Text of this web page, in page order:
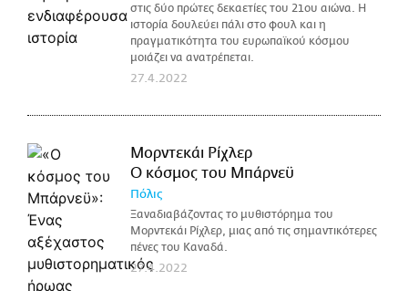
στις δύο πρώτες δεκαετίες του 21ου αιώνα. Η
ιστορία δουλεύει πάλι στο φουλ και η
πραγματικότητα του ευρωπαϊκού κόσμου
μοιάζει να ανατρέπεται.
27.4.2022
Μορντεκάι Ρίχλερ
Ο κόσμος του Μπάρνεϋ
Πόλις
Ξαναδιαβάζοντας το μυθιστόρημα του
Μορντεκάι Ρίχλερ, μιας από τις σημαντικότερες
πένες του Καναδά.
27.4.2022